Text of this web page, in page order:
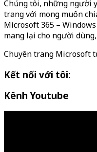
Chúng tôi, những người
trang với mong muốn
Microsoft 365 –
mang lại cho người
Chuyên trang Microsoft
Kết nối với tôi:
Kênh Youtube